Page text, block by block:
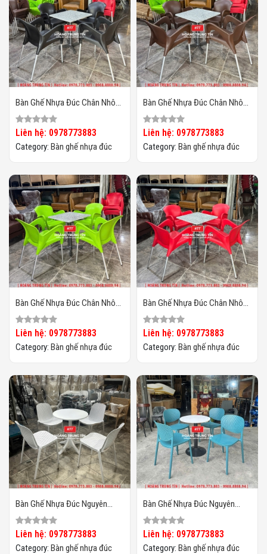
Bàn Ghế Nhựa Đúc Chân Nhôm
HTT09
Liên hệ: 0978773883
Category: Bàn ghế nhựa đúc
Bàn Ghế Nhựa Đúc Chân Nhôm
HTT08
Liên hệ: 0978773883
Category: Bàn ghế nhựa đúc
Bàn Ghế Nhựa Đúc Chân Nhôm
HTT07
Liên hệ: 0978773883
Category: Bàn ghế nhựa đúc
Bàn Ghế Nhựa Đúc Chân Nhôm
HTT06
Liên hệ: 0978773883
Category: Bàn ghế nhựa đúc
Bàn Ghế Nhựa Đúc Nguyên
Khối HTT06
Liên hệ: 0978773883
Category: Bàn ghế nhựa đúc
Bàn Ghế Nhựa Đúc Nguyên
Khối HTT05
Liên hệ: 0978773883
Category: Bàn ghế nhựa đúc